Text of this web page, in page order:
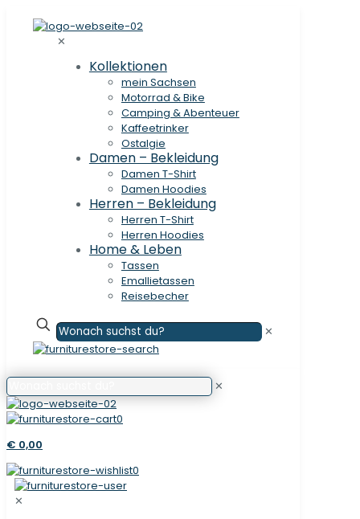
✕
Kollektionen
mein Sachsen
Motorrad & Bike
Camping & Abenteuer
Kaffeetrinker
Ostalgie
Damen – Bekleidung
Damen T-Shirt
Damen Hoodies
Herren – Bekleidung
Herren T-Shirt
Herren Hoodies
Home & Leben
Tassen
Emallietassen
Reisebecher
✕
✕
0
€ 0,00
0
✕